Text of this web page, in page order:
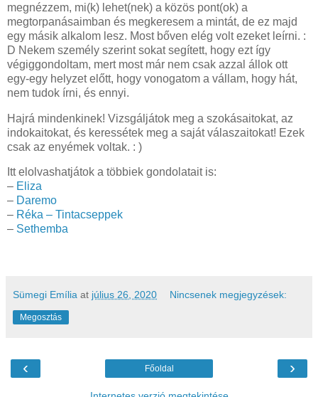
megnézzem, mi(k) lehet(nek) a közös pont(ok) a
megtorpanásaimban és megkeresem a mintát, de ez majd
egy másik alkalom lesz. Most bőven elég volt ezeket leírni. :
D Nekem személy szerint sokat segített, hogy ezt így
végiggondoltam, mert most már nem csak azzal állok ott
egy-egy helyzet előtt, hogy vonogatom a vállam, hogy hát,
nem tudok írni, és ennyi.
Hajrá mindenkinek! Vizsgáljátok meg a szokásaitokat, az
indokaitokat, és keressétek meg a saját válaszaitokat! Ezek
csak az enyémek voltak. : )
Itt elolvashatjátok a többiek gondolatait is:
– Eliza
– Daremo
– Réka – Tintacseppek
– Sethemba
Sümegi Emília at július 26, 2020 Nincsenek megjegyzések:
Megosztás
‹ ›
Főoldal